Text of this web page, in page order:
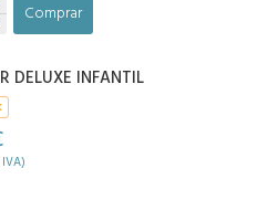
Comprar
DELUXE INFANTIL